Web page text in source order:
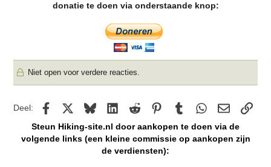
donatie te doen via onderstaande knop:
Niet open voor verdere reacties.
Deel: Facebook BlueskyLinkedInReddit PinterestTumblr WhatsApp
E-mail
Steun Hiking-site.nl door aankopen te doen via de
volgende links (een kleine commissie op aankopen zijn
de verdiensten):